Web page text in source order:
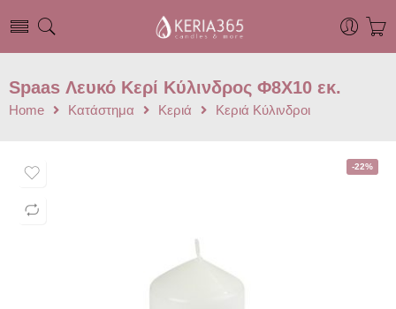
Spaas Λευκό Κερί Κύλινδρος Φ8X10 εκ.
Home Κατάστημα Κεριά Κεριά Κύλινδροι
-22%